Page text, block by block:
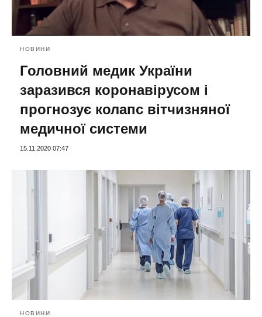
НОВИНИ
Головний медик України
заразився коронавірусом і
прогнозує колапс вітчизняної
медичної системи
15.11.2020 07:47
НОВИНИ